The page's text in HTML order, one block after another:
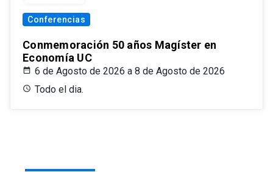
Conferencias
Conmemoración 50 años Magíster en
Economía UC
6 de Agosto de 2026 a 8 de Agosto de 2026
Todo el dia.